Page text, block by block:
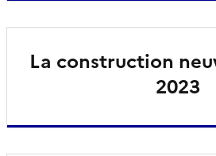
La construction
2023